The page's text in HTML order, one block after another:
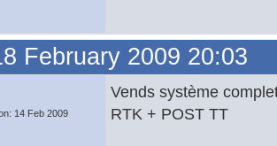
February 2009 20:03
14 Feb 2009
Vends système
RTK + POST TT